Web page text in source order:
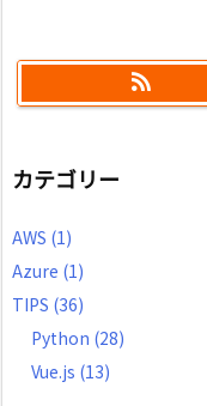
カテゴリー
AWS (1)
Azure (1)
TIPS (36)
Python (28)
Vue.js (13)